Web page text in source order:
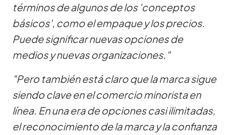
términos de algunos de los 'conceptos
básicos', como el empaque y los precios.
Puede significar nuevas opciones de
medios y nuevas organizaciones."
"Pero también está claro que la marca sigue
siendo clave en el comercio minorista en
línea. En una era de opciones casi ilimitadas,
el reconocimiento de la marca y la confianza